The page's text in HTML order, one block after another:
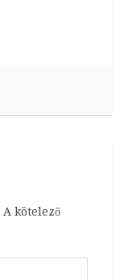
A kötelező